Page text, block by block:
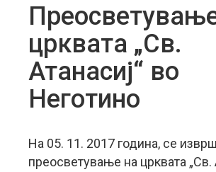
црквата „Св.
Атанасиј“ во
Неготино
На 05. 11. 2017 година, се
преосветување на црквата „Св.